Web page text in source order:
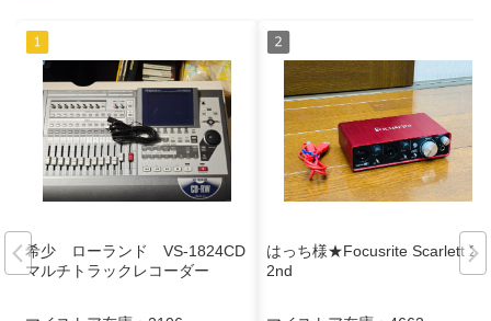
希少 ローランド VS-1824CD
マルチトラックレコーダー
はっち様★Focusrite Scarlett 2i2
2nd